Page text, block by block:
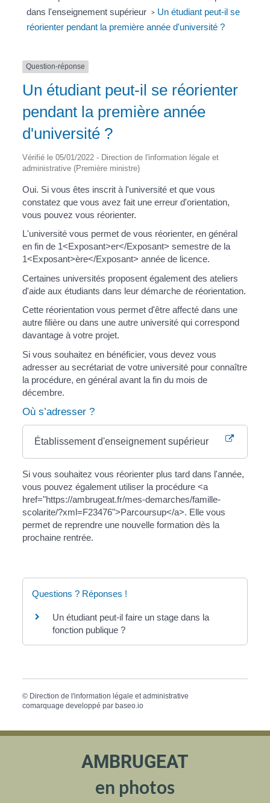
dans l'enseignement supérieur > Un étudiant peut-il se
réorienter pendant la première année d'université ?
Question-réponse
Un étudiant peut-il se réorienter
pendant la première année
d'université ?
Vérifié le 05/01/2022 - Direction de l'information légale et
administrative (Première ministre)
Oui. Si vous êtes inscrit à l'université et que vous
constatez que vous avez fait une erreur d'orientation,
vous pouvez vous réorienter.
L'université vous permet de vous réorienter, en général
en fin de 1<Exposant>er</Exposant> semestre de la
1<Exposant>ère</Exposant> année de licence.
Certaines universités proposent également des ateliers
d'aide aux étudiants dans leur démarche de réorientation.
Cette réorientation vous permet d'être affecté dans une
autre filière ou dans une autre université qui correspond
davantage à votre projet.
Si vous souhaitez en bénéficier, vous devez vous
adresser au secrétariat de votre université pour connaître
la procédure, en général avant la fin du mois de
décembre.
Où s’adresser ?
Établissement d'enseignement supérieur
Si vous souhaitez vous réorienter plus tard dans l'année,
vous pouvez également utiliser la procédure <a
href="https://ambrugeat.fr/mes-demarches/famille-
scolarite/?xml=F23476">Parcoursup</a>. Elle vous
permet de reprendre une nouvelle formation dès la
prochaine rentrée.
Questions ? Réponses !
Un étudiant peut-il faire un stage dans la
fonction publique ?
© Direction de l'information légale et administrative
comarquage developpé par baseo.io
AMBRUGEAT
en photos